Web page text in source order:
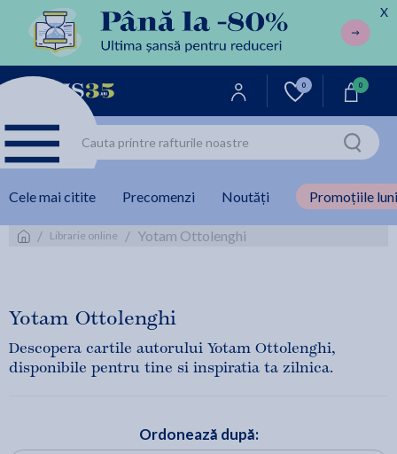
X
0 0
Cele mai citite Precomenzi Noutăți Promoțiile
/ Librarie online / Yotam Ottolenghi
Yotam Ottolenghi
Descopera cartile autorului Yotam Ottolenghi,
disponibile pentru tine si inspiratia ta zilnica.
Ordonează după: